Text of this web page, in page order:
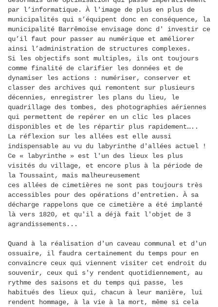
par l’informatique. À l'image de plus en plus de
municipalités qui s’équipent donc en conséquence, la
municipalité Barrêmoise envisage donc d' investir ce
qu’il faut pour passer au numérique et améliorer
ainsi l’administration de structures complexes.
Si les objectifs sont multiples, ils ont toujours
comme finalité de clarifier les données et de
dynamiser les actions : numériser, conserver et
classer des archives qui remontent sur plusieurs
décennies, enregistrer les plans du lieu, le
quadrillage des tombes, des photographies aériennes
qui permettent de repérer en un clic les places
disponibles et de les répartir plus rapidement…..
La réflexion sur les allées est elle aussi
indispensable au vu du labyrinthe d'allées actuel !
Ce « labyrinthe » est l'un des lieux les plus
visités du village, et encore plus à la période de
la Toussaint, mais malheureusement
ces allées de cimetières ne sont pas toujours très
accessibles pour des opérations d'entretien. À sa
décharge rappelons que ce cimetière a été implanté
là vers 1820, et qu'il a déjà fait l'objet de 3
agrandissements...
Quand à la réalisation d'un caveau communal et d'un
ossuaire, il faudra certainement du temps pour en
convaincre ceux qui viennent visiter cet endroit du
souvenir, ceux qui s'y rendent quotidiennement, au
rythme des saisons et du temps qui passe, les
habitués des lieux qui, chacun à leur manière, lui
rendent hommage, à la vie à la mort, même si cela